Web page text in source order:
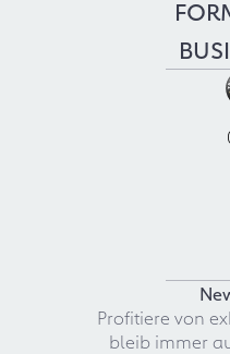
Profitiere von
bleib immer